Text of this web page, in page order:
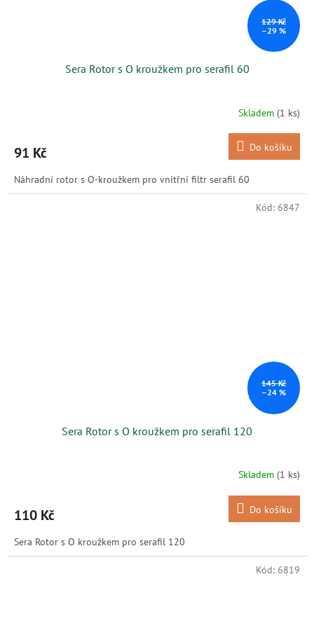
129 Kč
–29 %
Sera Rotor s O kroužkem pro serafil 60
Skladem (1 ks)
91 Kč Do košíku
Náhradní rotor s O-kroužkem pro vnitřní filtr serafil 60
145 Kč
–24 %
Sera Rotor s O kroužkem pro serafil 120
Skladem (1 ks)
110 Kč Do košíku
Sera Rotor s O kroužkem pro serafil 120
Kód: 6847
Kód: 6819